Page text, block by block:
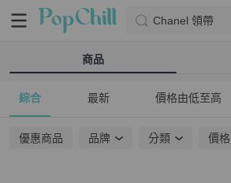
Chanel 領帶
商品
綜合 最新 價格由低至高
優惠商品 品牌 分類 價格